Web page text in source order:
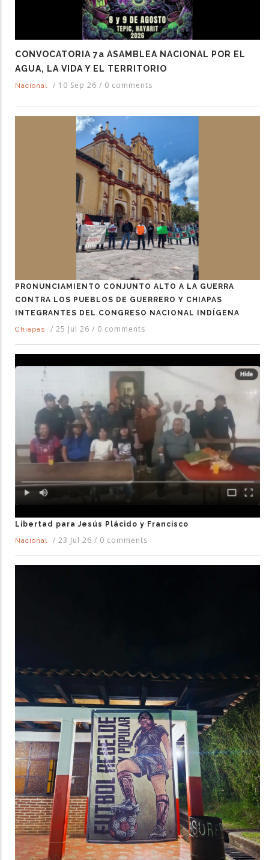
CONVOCATORIA 7a ASAMBLEA NACIONAL POR EL
AGUA, LA VIDA Y EL TERRITORIO
Nacional / 10 Sep 26 / 0 comments
PRONUNCIAMIENTO CONJUNTO ALTO A LA GUERRA
CONTRA LOS PUEBLOS DE GUERRERO Y CHIAPAS
INTEGRANTES DEL CONGRESO NACIONAL INDÍGENA
Chiapas
/ 25 Jul 26 / 0 comments
Libertad para Jesús Plácido y Francisco
Nacional
/ 23 Jul 26 / 0 comments